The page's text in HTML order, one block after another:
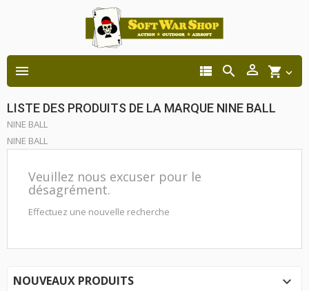
 shopping_cart 



LISTE DES PRODUITS DE LA MARQUE NINE BALL
NINE BALL
NINE BALL
Veuillez nous excuser pour le
désagrément.
Effectuez une nouvelle recherche
NOUVEAUX PRODUITS 